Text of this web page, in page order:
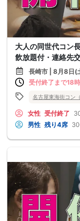
大人の同世代コン
飲放題付・連絡先
長崎市 | 8月8日(
受付終了まで18
名古屋東海街コン
女性 受付終了
男性 残り4席